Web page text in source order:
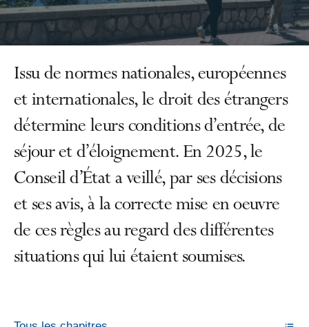
Issu de normes nationales, européennes
et internationales, le droit des étrangers
détermine leurs conditions d’entrée, de
séjour et d’éloignement. En 2025, le
Conseil d’État a veillé, par ses décisions
et ses avis, à la correcte mise en oeuvre
de ces règles au regard des différentes
situations qui lui étaient soumises.